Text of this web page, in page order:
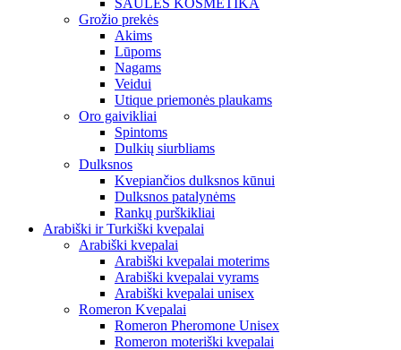
Grožio prekės
Akims
Lūpoms
Nagams
Veidui
Utique priemonės plaukams
Oro gaivikliai
Spintoms
Dulkių siurbliams
Dulksnos
Kvepiančios dulksnos kūnui
Dulksnos patalynėms
Rankų purškikliai
Arabiški ir Turkiški kvepalai
Arabiški kvepalai
Arabiški kvepalai moterims
Arabiški kvepalai vyrams
Arabiški kvepalai unisex
Romeron Kvepalai
Romeron Pheromone Unisex
Romeron moteriški kvepalai